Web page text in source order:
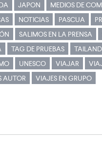
JAPON
MEDIOS DE
NOTICIAS PASCUA
SALIMOS EN LA PRENSA
TAG DE PRUEBAS
UNESCO VIAJAR
AUTOR
VIAJES EN GRUPO